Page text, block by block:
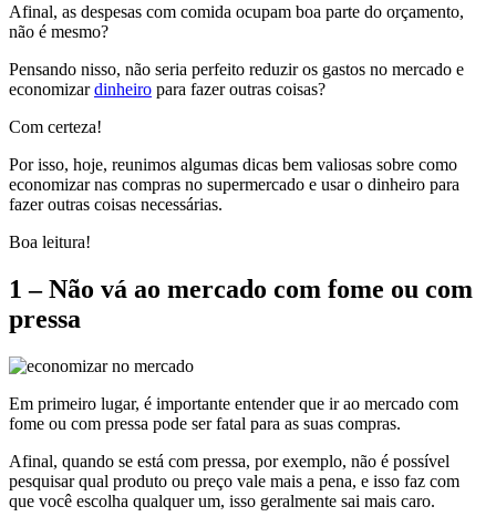
Afinal, as despesas com comida ocupam boa parte do orçamento,
não é mesmo?
Pensando nisso, não seria perfeito reduzir os gastos no mercado e
economizardinheiro para fazer outras coisas?
Com certeza!
Por isso, hoje, reunimos algumas dicas bem valiosas sobre como
economizar nas compras no supermercado e usar o dinheiro para
fazer outras coisas necessárias.
Boa leitura!
1 – Não vá ao mercado com fome ou com
pressa
Em primeiro lugar, é importante entender que ir ao mercado com
fome ou com pressa pode ser fatal para as suas compras.
Afinal, quando se está com pressa, por exemplo, não é possível
pesquisar qual produto ou preço vale mais a pena, e isso faz com
que você escolha qualquer um, isso geralmente sai mais caro.